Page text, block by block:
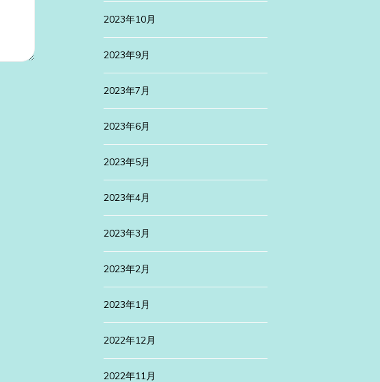
2023年10月
2023年9月
2023年7月
2023年6月
2023年5月
2023年4月
2023年3月
2023年2月
2023年1月
2022年12月
2022年11月